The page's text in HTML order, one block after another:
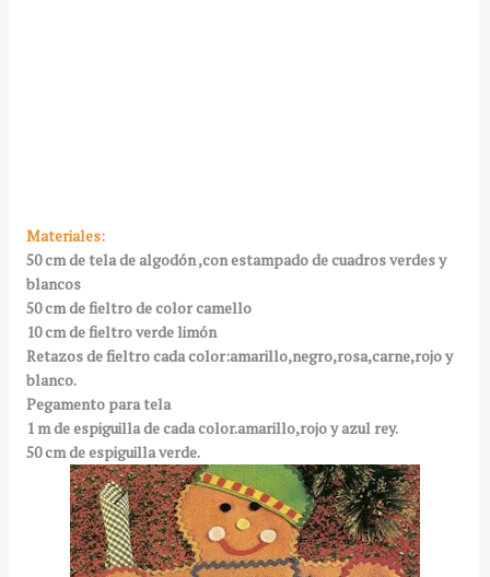
Materiales:
50 cm de tela de algodón ,con estampado de cuadros verdes y
blancos
50 cm de fieltro de color camello
10 cm de fieltro verde limón
Retazos de fieltro cada color:amarillo,negro,rosa,carne,rojo y
blanco.
Pegamento para tela
1 m de espiguilla de cada color.amarillo,rojo y azul rey.
50 cm de espiguilla verde.